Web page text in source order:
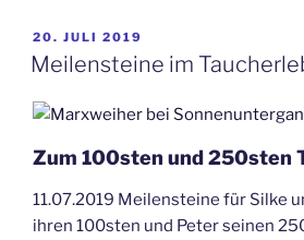
VERÖFFENTLICHT
AM
20. JULI 2019
Meilensteine im
Zum 100sten und 250sten
11.07.2019 Meilensteine für Silke
ihren 100sten und Peter seinen